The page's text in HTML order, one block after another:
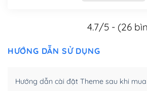
hóa nội dung cho SEO.
4.7/5 - (26
HƯỚNG DẪN SỬ DỤNG
Hướng dẫn cài đặt Theme sau khi mua